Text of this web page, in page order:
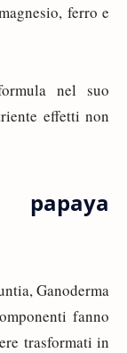
ferro e
nel suo
effetti non
Ganoderma
fanno
trasformati in